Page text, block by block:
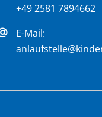
+49 2581 7894662
E-Mail: